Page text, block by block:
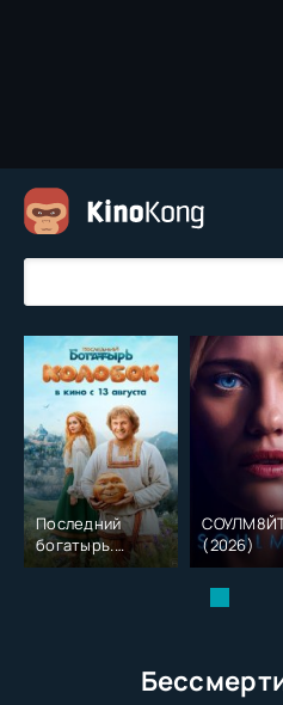
Последний
богатырь.
Колобок (2026)
(2026)